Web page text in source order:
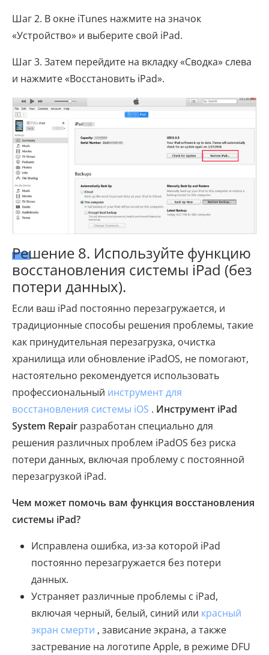
Шаг 2. В окне iTunes нажмите на значок
«Устройство» и выберите свой iPad.
Шаг 3. Затем перейдите на вкладку «Сводка» слева
и нажмите «Восстановить iPad».
Решение 8. Используйте функцию
восстановления системы iPad (без
потери данных).
Если ваш iPad постоянно перезагружается, и
традиционные способы решения проблемы, такие
как принудительная перезагрузка, очистка
хранилища или обновление iPadOS, не помогают,
настоятельно рекомендуется использовать
профессиональный инструмент для
восстановления системы iOS . Инструмент iPad
System Repair разработан специально для
решения различных проблем iPadOS без риска
потери данных, включая проблему с постоянной
перезагрузкой iPad.
Чем может помочь вам функция восстановления
системы iPad?
Исправлена ​​ошибка, из-за которой iPad
постоянно перезагружается без потери
данных.
Устраняет различные проблемы с iPad,
включая черный, белый, синий или красный
экран смерти , зависание экрана, а также
застревание на логотипе Apple, в режиме DFU